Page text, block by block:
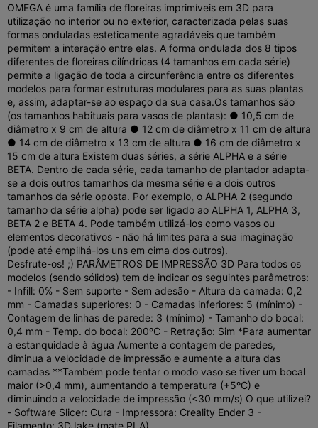
OMEGA é uma família de floreiras imprimíveis em 3D para
utilização no interior ou no exterior, caracterizada pelas suas
formas onduladas esteticamente agradáveis que também
permitem a interação entre elas. A forma ondulada dos 8 tipos
diferentes de floreiras cilíndricas (4 tamanhos em cada série)
permite a ligação de toda a circunferência entre os diferentes
modelos para formar estruturas modulares para as suas plantas
e, assim, adaptar-se ao espaço da sua casa.Os tamanhos são
(os tamanhos habituais para vasos de plantas): ● 10,5 cm de
diâmetro x 9 cm de altura ● 12 cm de diâmetro x 11 cm de altura
● 14 cm de diâmetro x 13 cm de altura ● 16 cm de diâmetro x
15 cm de altura Existem duas séries, a série ALPHA e a série
BETA. Dentro de cada série, cada tamanho de plantador adapta-
se a dois outros tamanhos da mesma série e a dois outros
tamanhos da série oposta. Por exemplo, o ALPHA 2 (segundo
tamanho da série alpha) pode ser ligado ao ALPHA 1, ALPHA 3,
BETA 2 e BETA 4. Pode também utilizá-los como vasos ou
elementos decorativos - não há limites para a sua imaginação
(pode até empilhá-los uns em cima dos outros).
Desfrute-os! ;) PARÂMETROS DE IMPRESSÃO 3D Para todos os
modelos (sendo sólidos) tem de indicar os seguintes parâmetros:
- Infill: 0% - Sem suporte - Sem adesão - Altura da camada: 0,2
mm - Camadas superiores: 0 - Camadas inferiores: 5 (mínimo) -
Contagem de linhas de parede: 3 (mínimo) - Tamanho do bocal:
0,4 mm - Temp. do bocal: 200ºC - Retração: Sim *Para aumentar
a estanquidade à água Aumente a contagem de paredes,
diminua a velocidade de impressão e aumente a altura das
camadas **Também pode tentar o modo vaso se tiver um bocal
maior (>0,4 mm), aumentando a temperatura (+5ºC) e
diminuindo a velocidade de impressão (<30 mm/s) O que utilizei?
- Software Slicer: Cura - Impressora: Creality Ender 3 -
Filamento: 3DJake (mate PLA)